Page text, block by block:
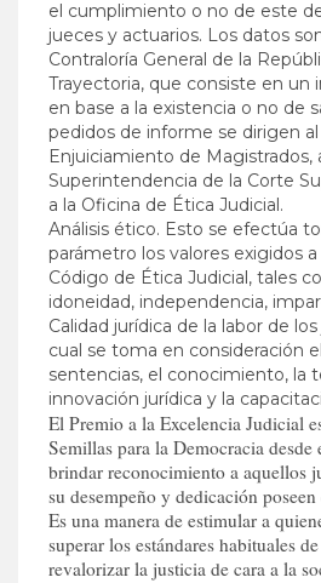
el cumplimiento o no de este
jueces y actuarios. Los datos
Contraloría General de la
Trayectoria, que consiste en un
en base a la existencia o no de
pedidos de informe se dirigen al
Enjuiciamiento de Magistrados,
Superintendencia de la Corte
a la Oficina de Ética Judicial.
Análisis ético. Esto se efectúa
parámetro los valores exigidos
Código de Ética Judicial, tales
idoneidad, independencia,
Calidad jurídica de la labor de
cual se toma en consideración
sentencias, el conocimiento, la
innovación jurídica y la
El Premio a la Excelencia Judicial
Semillas para la Democracia desde
brindar reconocimiento a aquellos
su desempeño y dedicación poseen
Es una manera de estimular a
superar los estándares habituales
revalorizar la justicia de cara a la